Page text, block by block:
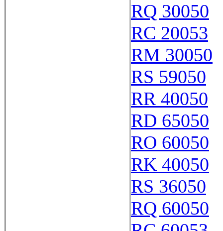
RQ 30050
RC 20053
RM 30050
RS 59050
RR 40050
RD 65050
RO 60050
RK 40050
RS 36050
RQ 60050